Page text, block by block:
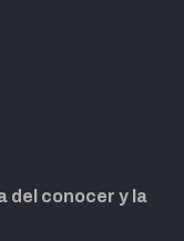
del conocer y la